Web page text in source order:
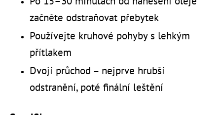
začněte odstraňovat přebytek
Používejte kruhové pohyby s lehkým
přítlakem
Dvojí průchod – nejprve hrubší
odstranění, poté finální leštění